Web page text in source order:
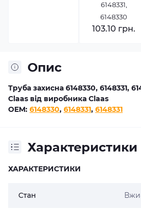
Опис
Труба захисна 6148330, 6148331,
Claas від виробника Claas
OEM: 6148330, 6148331, 6148331
Характеристики
ХАРАКТЕРИСТИКИ
Стан
6148331,
6148330
103.10 грн.